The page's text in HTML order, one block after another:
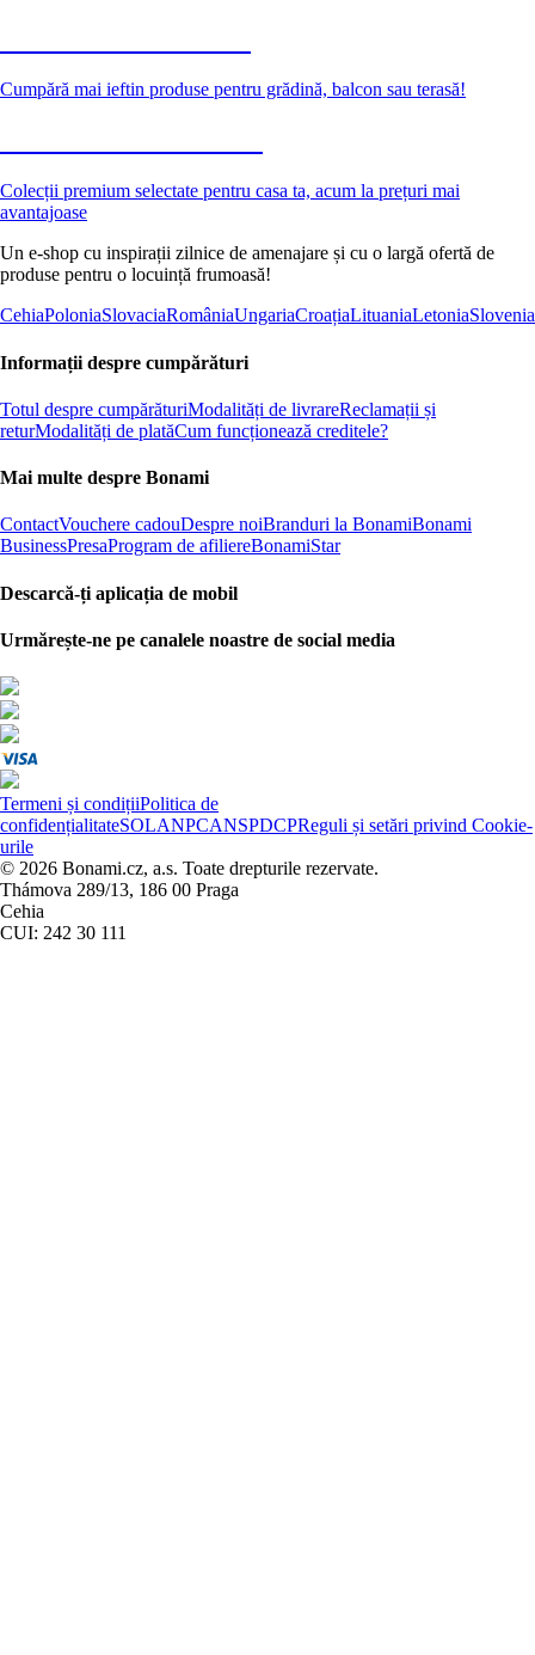
Cumpără mai ieftin produse pentru grădină, balcon sau terasă!
Colecții premium selectate pentru casa ta, acum la prețuri mai
avantajoase
Un e-shop cu inspirații zilnice de amenajare și cu o largă ofertă de
produse pentru o locuință frumoasă!
CehiaPoloniaSlovaciaRomâniaUngariaCroațiaLituaniaLetoniaSlovenia
Informații despre cumpărături
Totul despre cumpărăturiModalități de livrareReclamații și
returModalități de platăCum funcționează creditele?
Mai multe despre Bonami
ContactVouchere cadouDespre noiBranduri la BonamiBonami
BusinessPresaProgram de afiliereBonamiStar
Descarcă-ți aplicația de mobil
Urmărește-ne pe canalele noastre de social media
Termeni și condițiiPolitica de
confidențialitateSOLANPCANSPDCPReguli și setări privind Cookie-
urile
© 2026 Bonami.cz, a.s. Toate drepturile rezervate.
Thámova 289/13, 186 00 Praga
Cehia
CUI: 242 30 111